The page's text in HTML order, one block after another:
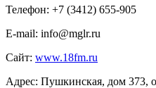
Телефон: +7 (3412) 655-905
E-mail: info@mglr.ru
Сайт: www.18fm.ru
Адрес: Пушкинская, дом 373,